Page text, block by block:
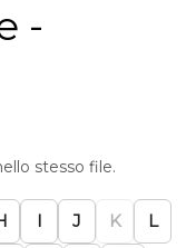
-
stesso file.
I J K L